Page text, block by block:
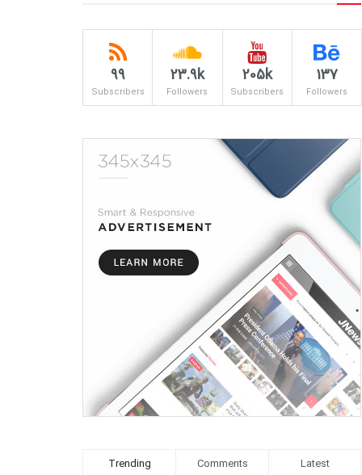
137
Followers
205k
Subscribers
23.9k
Followers
99
Subscribers
Trending Comments Latest